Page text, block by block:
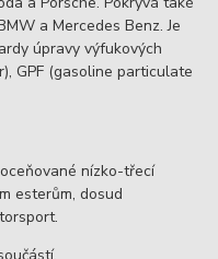
a Mercedes Benz. Je
úpravy výfukových
GPF (gasoline particulate
nízko-třecí
esterům, dosud